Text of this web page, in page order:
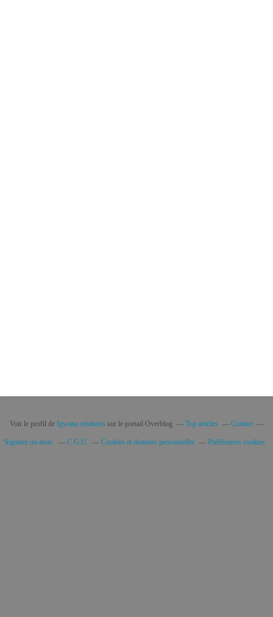
Voir le profil de Igwana créationssur le portail Overblog Top articles Contact
Signaler un abus C.G.U. Cookies et données personnelles Préférences cookies